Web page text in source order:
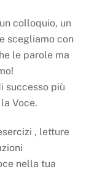
colloquio, un
scegliamo con
le parole ma
successo più
Voce.
, letture
nella tua